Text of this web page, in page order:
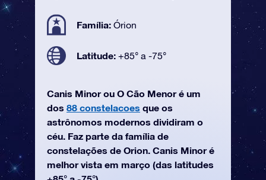
Família: Órion
Latitude: +85° a -75°
Canis Minor ou O Cão Menor é um
dos 88 constelacoes que os
astrônomos modernos dividiram o
céu. Faz parte da família de
constelações de Orion. Canis Minor é
melhor vista em março (das latitudes